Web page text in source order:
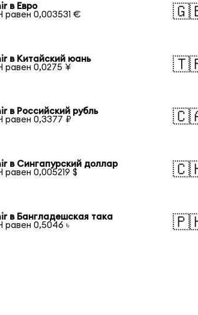
в Евро
равен 0,003531 €
в Китайский юань
равен 0,0275 ¥
в Российский рубль
равен 0,3377 ₽
в Сингапурский доллар
равен 0,005219 $
в Бангладешская така
равен 0,5046 ৳